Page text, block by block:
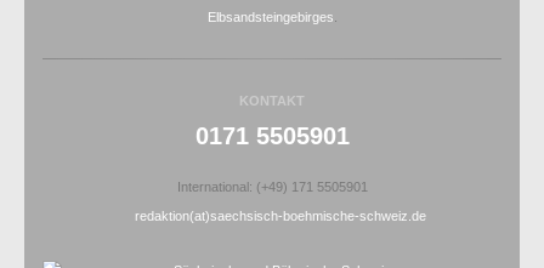
Elbsandsteingebirges
KONTAKT
0171 5505901
International: (+49) 171 5505901
redaktion(at)saechsisch-boehmische-schweiz.de